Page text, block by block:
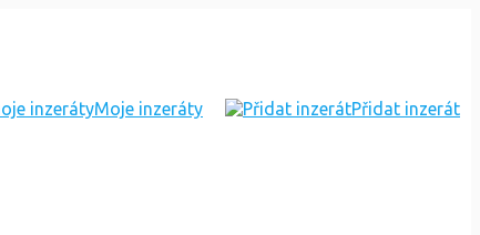
Moje inzeráty Přidat inzerát